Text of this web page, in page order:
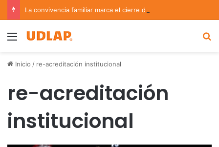
Menu
Inicio / re-acreditación institucional
re-acreditación
institucional